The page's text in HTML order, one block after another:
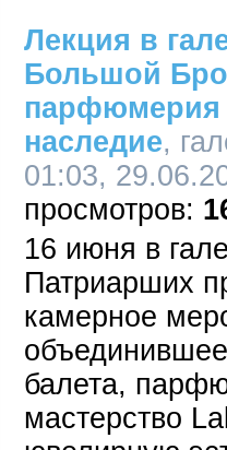
Лекция в
Большой
парфюмерия
наследие,
01:03,
16 июня в
Патриарших
камерное
балета,
мастерство